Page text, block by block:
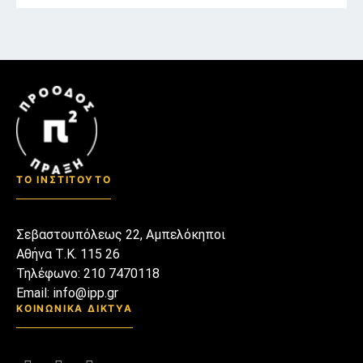
στον καναπέ μας μάθαμε
κάναμε καρφίτσες στο πέτο
μας κι άλλες τις βάλαμε
δίπλα στα διακοσμητικά που
συλλέγαμε επιμελώς από
ταξίδια μακρινά που τώρα
μόνο να λαχταρούμε και να
ΤΟ ΙΝΣΤΙΤΟΥΤΟ
Σεβαστουπόλεως 22, Αμπελόκηποι
Αθήνα Τ.Κ. 115 26
Τηλέφωνο: 210 7470118
Email: info@ipp.gr
ΚΟΙΝΩΝΙΚΑ ΔΙΚΤΥΑ